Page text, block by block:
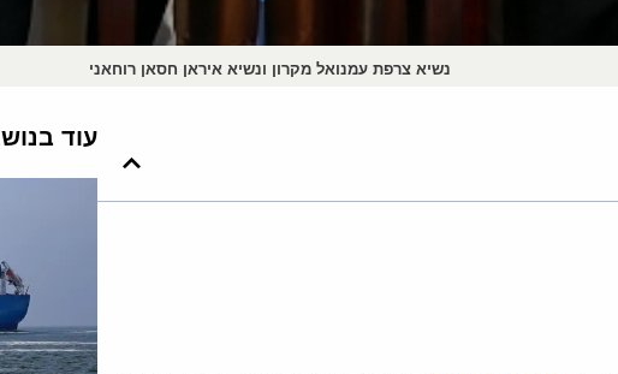
נשיא צרפת עמנואל מקרון ונשיא איראן חסאן רוחאני
עוד